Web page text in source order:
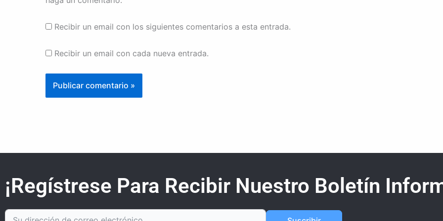
Recibir un email con los siguientes comentarios a esta entrada.
Recibir un email con cada nueva entrada.
¡Regístrese Para Recibir Nuestro Boletín